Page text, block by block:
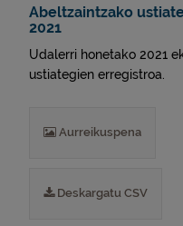
Abeltzaintzako
2021
Udalerri honetako 2021
ustiategien erregistroa.
Aurreikuspena
Deskargatu CSV